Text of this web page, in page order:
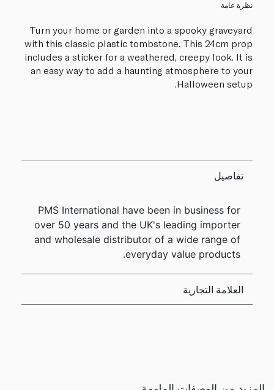
نظرة عامة
Turn your home or garden into a spooky graveyard
with this classic plastic tombstone. This 24cm prop
includes a sticker for a weathered, creepy look. It is
an easy way to add a haunting atmosphere to your
Halloween setup.
تفاصيل
PMS International have been in business for
over 50 years and the UK's leading importer
and wholesale distributor of a wide range of
everyday value products.
العلامة التجارية